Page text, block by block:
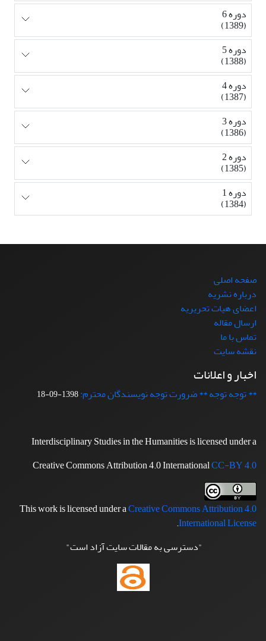
دوره 6
(1389)
دوره 5
(1388)
دوره 4
(1387)
دوره 3
(1386)
دوره 2
(1385)
دوره 1
(1384)
صفحه اصلی
درباره نشریه
اعضای هیات تحریریه
ارسال مقاله
تماس با ما
نقشه سایت
اخبار و اعلانات
** توجه توجه ** ضرورت توجه نویسندگان محترم:1398-09-18
Interdisciplinary Studies in the Humanities is licensed under a
Creative Commons Attribution 4.0 InternationalCC-BY 4.0
This work is licensed under aCreative Commons Attribution 4.0
International License
.
"دسترسی به مقالات سایت آزاد است"